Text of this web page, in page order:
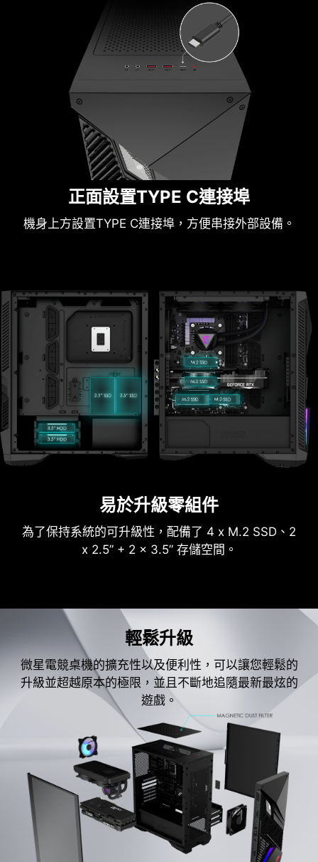
正面設置TYPE C連接埠
機身上方設置TYPE C連接埠，方便串接外部設備。
易於升級零組件
為了保持系統的可升級性，配備了 4 x M.2 SSD、2
x 2.5” + 2 x 3.5” 存儲空間。
輕鬆升級
微星電競桌機的擴充性以及便利性，可以讓您輕鬆的
升級並超越原本的極限，並且不斷地追隨最新最炫的
遊戲。